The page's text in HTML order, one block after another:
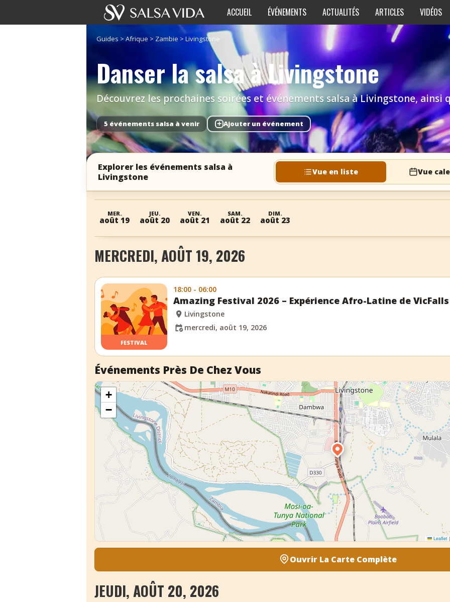
ACCUEIL ÉVÉNEMENTS ACTUALITÉS ARTICLES VIDÉOS
Guides> Afrique > Zambie > Livingstone
Danser la salsa à Livingstone
Découvrez les prochaines soirées et événements salsa à Livingstone, ainsi
5 événements salsa à venir + Ajouter un événement
Explorer les événements salsa à
Livingstone
Vue en liste Vue
MER.
août 19
JEU.
août 20
VEN.
août 21
SAM.
août 22
DIM.
août 23
MERCREDI, AOÛT 19, 2026
FESTIVAL
18:00 - 06:00
Amazing Festival 2026 – Expérience Afro-Latine de VicFalls
Livingstone
mercredi, août 19, 2026
Événements Près De Chez Vous
+
−
Leaflet |
Ouvrir La Carte Complète
JEUDI, AOÛT 20, 2026